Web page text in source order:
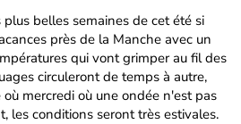
plus belles semaines de cet été si
près de la Manche avec un
qui vont grimper au fil des
circuleront de temps à autre,
mercredi où une ondée n'est pas
les conditions seront très estivales.